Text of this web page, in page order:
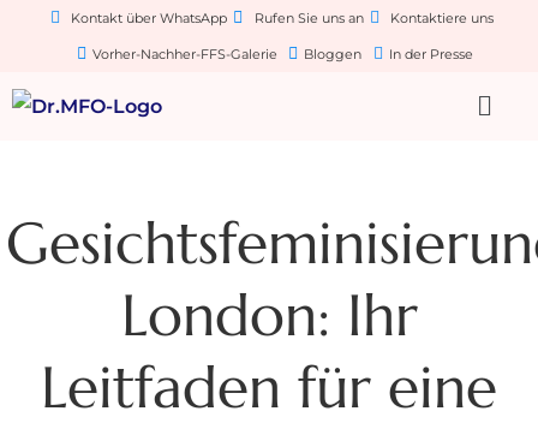
Kontakt über WhatsApp Rufen Sie uns an Kontaktiere uns
Vorher-Nachher-FFS-Galerie Bloggen In der Presse
London: Ihr
Leitfaden für eine